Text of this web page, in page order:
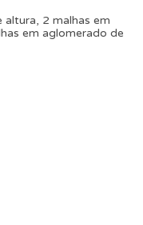
2 malhas em
em aglomerado de